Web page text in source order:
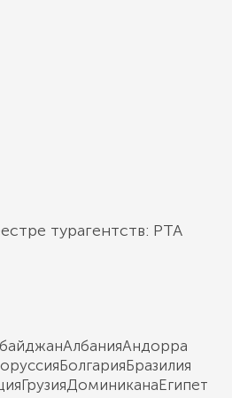
турагентств: РТА
АлбанияАндорра
БолгарияБразилия
ГрузияДоминиканаЕгипет